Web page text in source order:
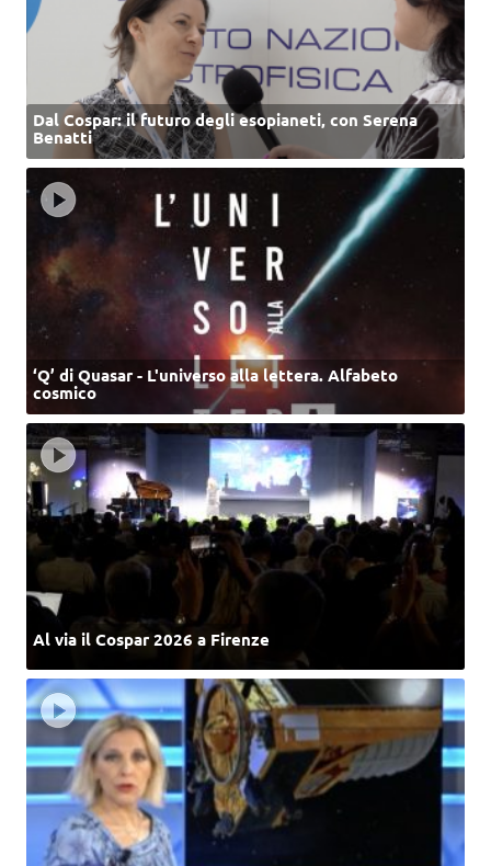
Dal Cospar: il futuro degli esopianeti, con Serena
Benatti
‘Q’ di Quasar - L'universo alla lettera. Alfabeto
cosmico
Al via il Cospar 2026 a Firenze